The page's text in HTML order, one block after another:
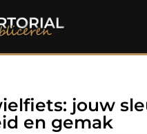
jouw
en gemak